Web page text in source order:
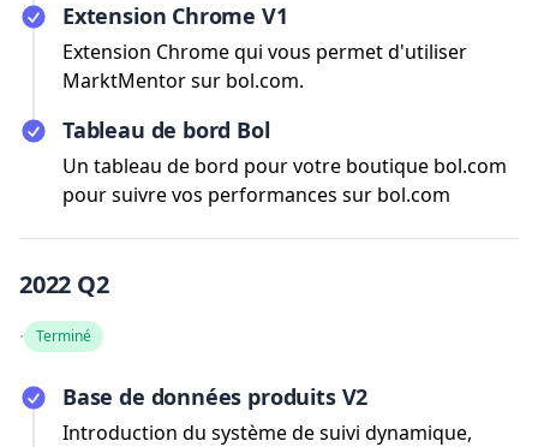
Extension Chrome V1
Extension Chrome qui vous permet d'utiliser
MarktMentor sur bol.com.
Tableau de bord Bol
Un tableau de bord pour votre boutique bol.com
pour suivre vos performances sur bol.com
2022 Q2
· Terminé
Base de données produits V2
Introduction du système de suivi dynamique,